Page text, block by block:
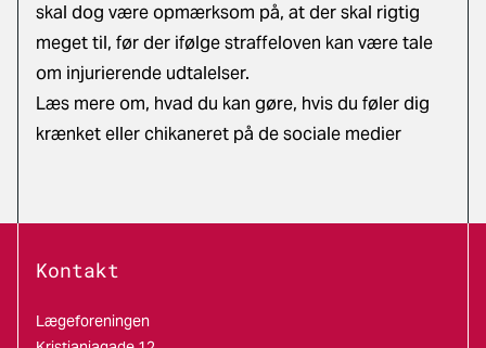
skal dog være opmærksom på, at der skal rigtig
meget til, før der ifølge straffeloven kan være tale
om injurierende udtalelser.
Læs mere om, hvad du kan gøre, hvis du føler dig
krænket eller chikaneret på de sociale medier
Kontakt
Lægeforeningen